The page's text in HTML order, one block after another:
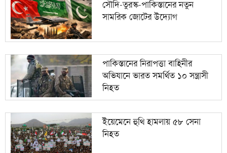
সৌদি-তুরস্ক-পাকিস্তানের নতুন
সামরিক জোটের উদ্যোগ
পাকিস্তানের নিরাপত্তা বাহিনীর
অভিযানে ভারত সমর্থিত ১০ সন্ত্রাসী
নিহত
ইয়েমেনে হুথি হামলায় ৫৮ সেনা
নিহত